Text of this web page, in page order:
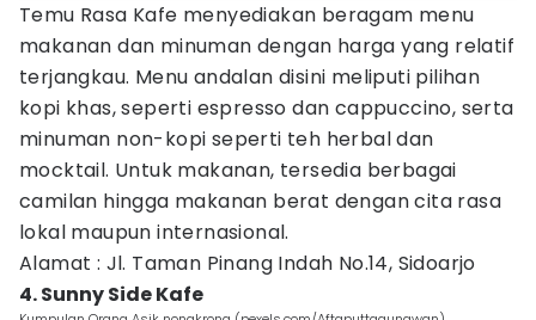
Temu Rasa Kafe menyediakan beragam menu
makanan dan minuman dengan harga yang relatif
terjangkau. Menu andalan disini meliputi pilihan
kopi khas, seperti espresso dan cappuccino, serta
minuman non-kopi seperti teh herbal dan
mocktail. Untuk makanan, tersedia berbagai
camilan hingga makanan berat dengan cita rasa
lokal maupun internasional.
Alamat : Jl. Taman Pinang Indah No.14, Sidoarjo
4. Sunny Side Kafe